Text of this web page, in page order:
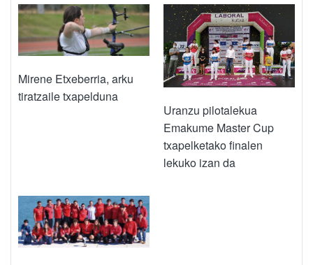
Mirene Etxeberria, arku
tiratzaile txapelduna
Uranzu pilotalekua
Emakume Master Cup
txapelketako finalen
lekuko izan da